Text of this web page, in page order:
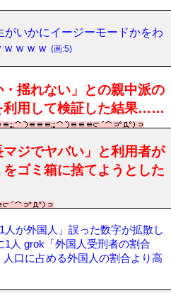
がいかにイージーモードかをわ
ｗｗｗ (画:5)
・揺れない」との親中派の
利用して検証した結果……
マジでヤバい」と利用者が
ゴミ箱に捨てようとした
人が外国人」誤った数字が拡散し
人 grok「外国人受刑者の割合
人口に占める外国人の割合より高